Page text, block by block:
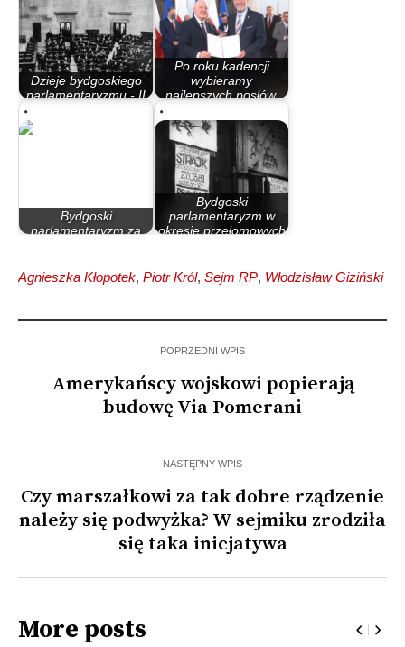
Dzieje bydgoskiego
parlamentaryzmu - II
Po roku kadencji
wybieramy
najlepszych posłów.
Bydgoski
parlamentaryzm za
Bydgoski
parlamentaryzm w
okresie przełomowych
Agnieszka Kłopotek, Piotr Król, Sejm RP, Włodzisław Giziński
POPRZEDNI WPIS
Amerykańscy wojskowi popierają
budowę Via Pomerani
NASTĘPNY WPIS
Czy marszałkowi za tak dobre rządzenie
należy się podwyżka? W sejmiku zrodziła
się taka inicjatywa
More posts